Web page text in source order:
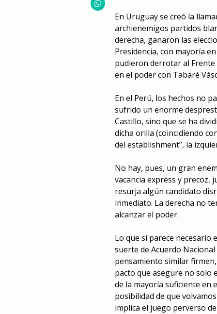
En Uruguay se creó la
archienemigos partidos
derecha, ganaron las
Presidencia, con mayoría
pudieron derrotar al Frente
en el poder con Tabaré
En el Perú, los hechos no
sufrido un enorme
Castillo, sino que se ha
dicha orilla (coincidiendo
del establishment”, la
No hay, pues, un gran
vacancia expréss y precoz,
resurja algún candidato
inmediato. La derecha no
alcanzar el poder.
Lo que sí parece necesario
suerte de Acuerdo
pensamiento similar
pacto que asegure no solo
de la mayoría suficiente en
posibilidad de que
implica el juego perverso